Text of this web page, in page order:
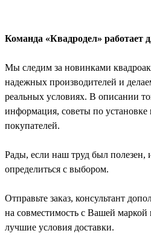
Команда «Квадродел» работает
Мы следим за новинками
надежных производителей и
реальных условиях. В описании
информация, советы по
покупателей.
Рады, если наш труд был полезен,
определиться с выбором.
Отправьте заказ, консультант
на совместимость с Вашей
лучшие условия доставки.